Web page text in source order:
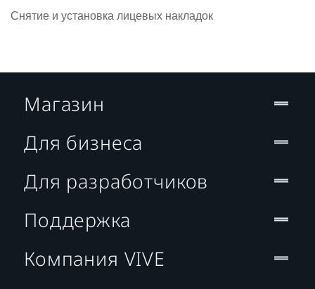
Снятие и установка лицевых накладок
Магазин
Для бизнеса
Для разработчиков
Поддержка
Компания VIVE